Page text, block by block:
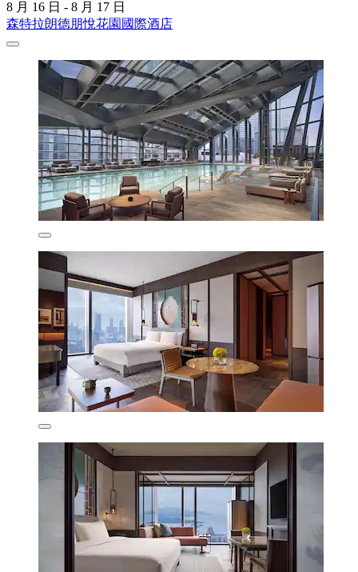
8 月 16 日 - 8 月 17 日
森特拉朗德朋悅花園國際酒店